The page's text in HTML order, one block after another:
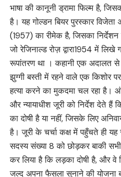
भाषा की कानूनी ड्रामा फिल्म है,
है। यह गोल्डन बियर पुरस्कार विजेता
(1957) का रीमेक है, जिसका
जो रेजिनाल्ड रोज़ द्वारा1954 में
रूपांतरण था । कहानी एक अदालत से
झुग्गी बस्ती में रहने वाले एक किशोर
हत्या करने का मुकदमा चल रहा है।
और न्यायाधीश जूरी को निर्देश देते हैं
का दोषी है या नहीं, जिसके लिए
है। जूरी के चर्चा कक्ष में पहुँचते ही यह
सदस्य संख्या 8 को छोड़कर बाकी
कर लिया है कि लड़का दोषी है, और वे
जल्द अपना फैसला सुनाने की